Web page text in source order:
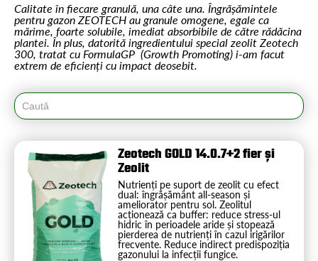
Calitate în fiecare granulă, una câte una. Îngrășămintele
pentru gazon ZEOTECH au granule omogene, egale ca
mărime, foarte solubile, imediat absorbibile de către rădăcina
plantei. În plus, datorită ingredientului special zeolit Zeotech
300, tratat cu FormulaGP (Growth Promoting) i-am facut
extrem de eficienți cu impact deosebit.
Zeotech GOLD 14.0.7+2 fier și
Zeolit
Nutrienți pe suport de zeolit cu efect
dual: îngrășământ all-season și
ameliorator pentru sol. Zeolitul
acționează ca buffer: reduce stress-ul
hidric în perioadele aride și stopează
pierderea de nutrienți în cazul irigărilor
frecvente. Reduce indirect predispoziția
gazonului la infecții fungice.